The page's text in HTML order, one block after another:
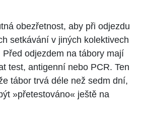
obezřetnost, aby při odjezdu
setkávání v jiných kolektivech
odjezdem na tábory mají
test, antigenní nebo PCR. Ten
tábor trvá déle než sedm dní,
»​přetestováno« ještě na